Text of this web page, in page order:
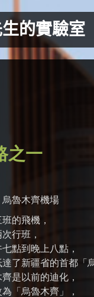
的實驗室
之一
烏魯木齊機場
的飛機，
行班，
點到晚上八點，
了新疆省的首都「
是以前的迪化，
「烏魯木齊」，